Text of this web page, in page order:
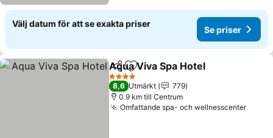
Välj datum för att se exakta priser
Se priser
Dela Lägg till i Mina Favoriter
Aqua Viva Spa Hotel
4 Stjärnor
8,6 Utmärkt
779
0.9 km till Centrum
Omfattande spa- och wellnesscenterSe